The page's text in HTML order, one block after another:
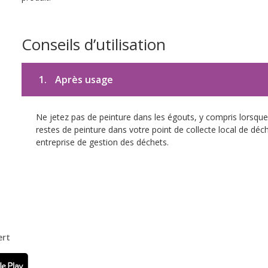
Conseils d’utilisation
1. Après usage
Ne jetez pas de peinture dans les égouts, y compris
restes de peinture dans votre point de collecte local de
entreprise de gestion des déchets.